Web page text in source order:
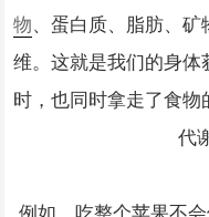
物、蛋白质、脂肪、
维。这就是我们的身体
时，也同时拿走了食物
代